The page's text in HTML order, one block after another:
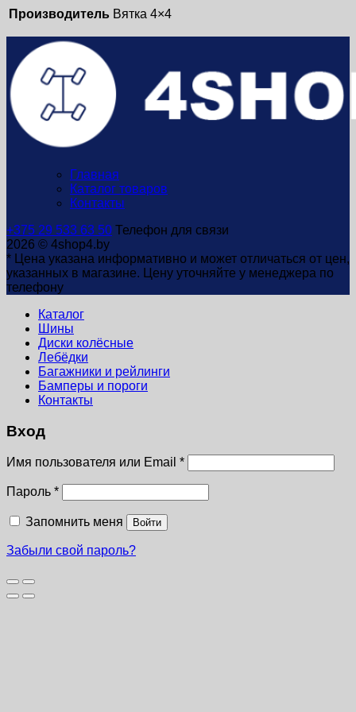
Производитель Вятка 4×4
Главная
Каталог товаров
Контакты
+375 29 533 63 50 Телефон для связи
2026 © 4shop4.by
* Цена указана информативно и может отличаться от цен,
указанных в магазине. Цену уточняйте у менеджера по
телефону
Каталог
Шины
Диски колёсные
Лебёдки
Багажники и рейлинги
Бамперы и пороги
Контакты
Вход
Имя пользователя или Email *
Пароль *
Запомнить меня Войти
Забыли свой пароль?